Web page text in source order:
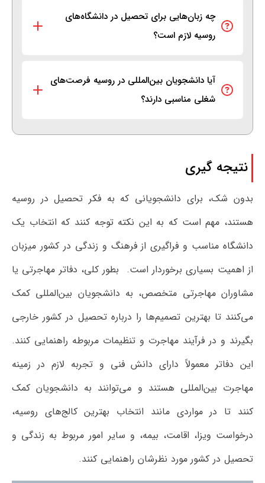
چه زبان‌هایی برای تحصیل در دانشگاه‌های
روسیه لازم است؟
آیا دانشجویان بین‌المللی در روسیه فرصت‌های
شغلی مناسبی دارند؟
نتیجه گیری
بدون شک، برای دانشجویانی که به فکر تحصیل در روسیه
هستند، مهم است که به این نکته توجه کنند که انتخاب یک
دانشگاه مناسب و فراگیری از فرهنگ و زندگی در کشور میزبان
از اهمیت بسیاری برخوردار است. بطور کلی، دفاتر مهاجرتی یا
مشاوران مهاجرتی متخصص، به دانشجویان بین‌المللی کمک
می‌کنند تا بهترین تصمیم‌ها را درباره تحصیل در کشور خارجی
بگیرند و در فرآیند مهاجرت و تنظیمات مربوطه راهنمایی کنند.
این دفاتر معمولاً دارای دانش فنی و تجربه لازم در زمینه
مهاجرت بین‌المللی هستند و می‌توانند به دانشجویان کمک
کنند تا در مواردی مانند انتخاب بهترین کالج‌های روسیه،
درخواست ویزا، اقامت، بیمه، و سایر امور مربوط به زندگی و
تحصیل در کشور مورد نظرشان راهنمایی کنند.